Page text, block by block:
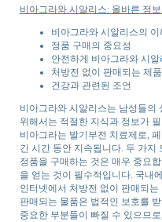
비아그라와 시알리스: 올바른 정
비아그라와 시알리스의 이
정품 구매의 중요성
안전하게 비아그라와 시
처방전 없이 판매되는 제
건강과 관련된 조언
비아그라와 시알리스는 남성들의
위해서는 적절한 지식과 정보가
비아그라는 발기부전 치료제로,
긴 시간 동안 지속됩니다. 두 가
정품을 구매하는 것은 매우 중요
을 얻는 것이 필수적입니다. 국내
인터넷에서 처방전 없이 판매되
판매되는 물품은 법적인 보호를
중요한 부분들이 빠질 수 있으므